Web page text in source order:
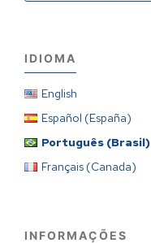
IDIOMA
English
Español (España)
Português (Brasil)
Français (Canada)
INFORMAÇÕES